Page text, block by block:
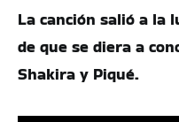
La canción salió a la
de que se diera a
Shakira y Piqué.